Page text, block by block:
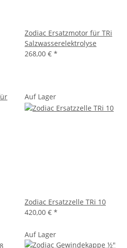
Zodiac Ersatzmotor für TRi
Salzwasserelektrolyse
268,00 € *
Auf Lager
Zodiac Ersatzzelle TRi 10
420,00 € *
Auf Lager